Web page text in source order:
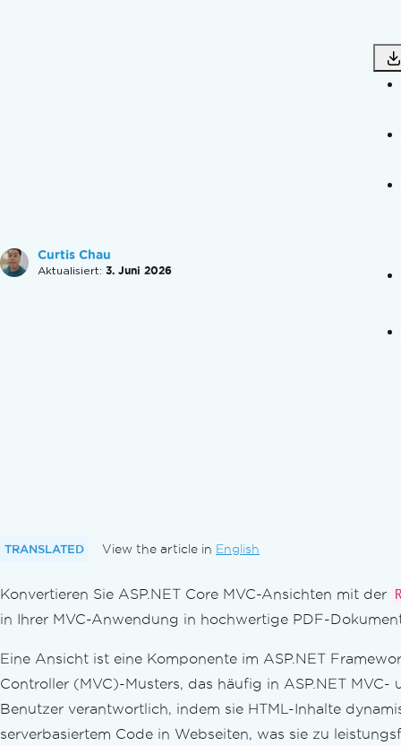
Bilder aus Azure Blob Storage einbetten
PDF aus HTML-Datei
PDF aus HTML ZIP-Datei
PDF aus URL
Bild aus PDF
DOCX in PDF umwandeln
RTF in PDF konvertieren
MD in PDF umwandeln
Curtis Chau
Aktualisiert: 3. Juni 2026
TRANSLATED View the article in English
Konvertieren Sie ASP.NET Core MVC-Ansichten mit der
in Ihrer MVC-Anwendung in hochwertige PDF-
Eine Ansicht ist eine Komponente im ASP.NET
Controller (MVC)-Musters, das häufig in ASP.NET
Benutzer verantwortlich, indem sie HTML-Inhalte
serverbasiertem Code in Webseiten, was sie zu